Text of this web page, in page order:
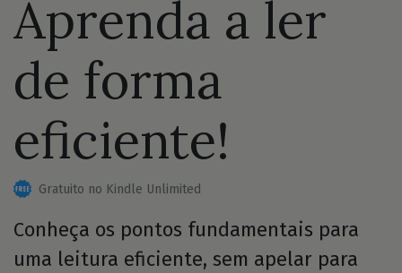
Aprenda a ler
de forma
eficiente!
Gratuito no Kindle Unlimited
Conheça os pontos fundamentais para
uma leitura eficiente, sem apelar para